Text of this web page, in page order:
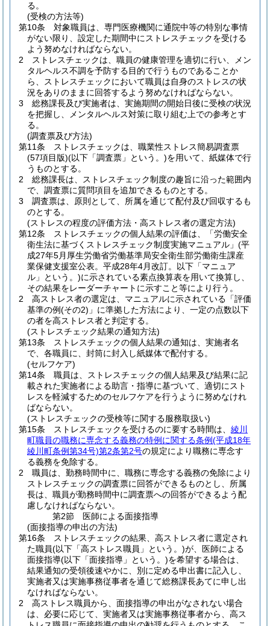
る。
(受検の方法等)
第10条
対象職員は、専門医療機関に通院中等の特別な事情
がない限り、設定した期間中にストレスチェックを受ける
よう努めなければならない。
2
ストレスチェックは、職員の健康管理を適切に行い、メン
タルヘルス不調を予防する目的で行うものであることか
ら、ストレスチェックにおいて職員は自身のストレスの状
況をありのままに回答するよう努めなければならない。
3
総務課長及び実施者は、実施期間の開始日後に受検の状況
を把握し、メンタルヘルス対策に取り組む上での参考とす
る。
(調査票及び方法)
第11条
ストレスチェックは、職業性ストレス簡易調査票
(57項目版)(以下「調査票」という。)を用いて、紙媒体で行
うものとする。
2
総務課長は、ストレスチェック制度の趣旨に沿った範囲内
で、調査票に質問項目を追加できるものとする。
3
調査票は、原則として、所属を通じて配付及び回収するも
のとする。
(ストレスの程度の評価方法・高ストレス者の選定方法)
第12条
ストレスチェックの個人結果の評価は、「労働安全
衛生法に基づくストレスチェック制度実施マニュアル」 (平
成27年5月厚生労働省労働基準局安全衛生部労働衛生課産
業保健支援室公表。平成28年4月改訂。以下「マニュア
ル」という。)に示されている素点換算表を用いて換算し、
その結果をレーダーチャートに示すこと等により行う。
2
高ストレス者の選定は、マニュアルに示されている「評価
基準の例(その2) 」に準拠した方法により、一定の点数以下
の者を高ストレス者と判定する。
(ストレスチェック結果の通知方法)
第13条
ストレスチェックの個人結果の通知は、実施者名
で、各職員に、封筒に封入し紙媒体で配付する。
(セルフケア)
第14条
職員は、ストレスチェックの個人結果及び結果に記
載された実施者による助言・指導に基づいて、適切にスト
レスを軽減するためのセルフケアを行うように努めなけれ
ばならない。
(ストレスチェックの受検等に関する服務取扱い)
第15条
ストレスチェックを受けるのに要する時間は、 綾川
町職員の職務に専念する義務の特例に関する条例(平成18年
綾川町条例第34号)第2条第2号の規定により職務に専念す
る義務を免除する。
2
職員は、勤務時間中に、職務に専念する義務の免除により
ストレスチェックの調査票に回答ができるものとし、所属
長は、職員が勤務時間中に調査票への回答ができるよう配
慮しなければならない。
第2節
医師による面接指導
(面接指導の申出の方法)
第16条
ストレスチェックの結果、高ストレス者に選定され
た職員(以下「高ストレス職員」という。)が、医師による
面接指導(以下「面接指導」という。)を希望する場合は、
結果通知の受領後速やかに、別に定める申出書に記入し、
実施者又は実施事務従事者を通じて総務課長あてに申し出
なければならない。
2
高ストレス職員から、面接指導の申出がなされない場合
は、必要に応じて、実施者又は実施事務従事者から、高ス